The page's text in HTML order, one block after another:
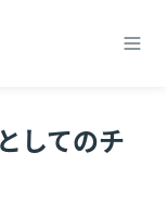
してのチ